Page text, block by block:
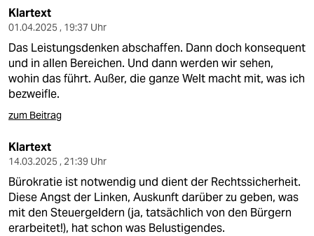
Klartext
01.04.2025 , 19:37 Uhr
Das Leistungsdenken abschaffen. Dann doch konsequent
und in allen Bereichen. Und dann werden wir sehen,
wohin das führt. Außer, die ganze Welt macht mit, was ich
bezweifle.
zum Beitrag
Klartext
14.03.2025 , 21:39 Uhr
Bürokratie ist notwendig und dient der Rechtssicherheit.
Diese Angst der Linken, Auskunft darüber zu geben, was
mit den Steuergeldern (ja, tatsächlich von den Bürgern
erarbeitet!), hat schon was Belustigendes.